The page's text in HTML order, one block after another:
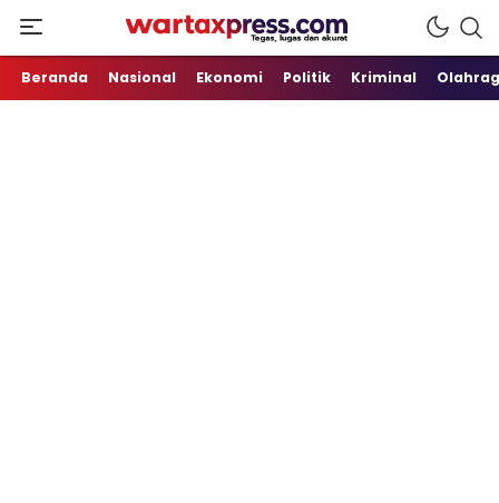
WartaXpress
Tegas, Lugas dan Akurat
Beranda Nasional Ekonomi Politik Kriminal